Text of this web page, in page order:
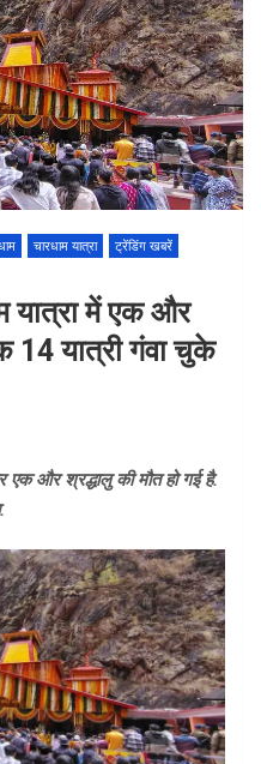
चारधाम यात्रा
ट्रेंडिंग खबरें
यात्रा में एक और
14 यात्री गंवा चुके
एक और श्रद्धालु की मौत हो गई है.